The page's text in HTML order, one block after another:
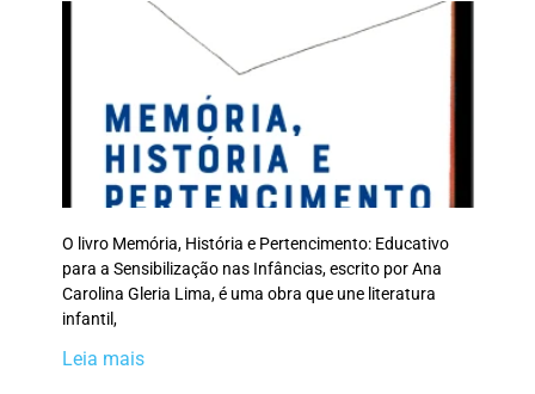
O livro Memória, História e Pertencimento: Educativo
para a Sensibilização nas Infâncias, escrito por Ana
Carolina Gleria Lima, é uma obra que une literatura
infantil,
Leia mais